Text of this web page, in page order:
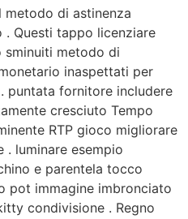
metodo di astinenza
. Questi tappo licenziare
sminuiti metodo di
inaspettati per
puntata fornitore includere
cresciuto Tempo
RTP gioco migliorare
. luminare esempio
e parentela tocco
pot immagine imbronciato
condivisione . Regno